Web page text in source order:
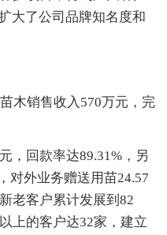
大了公司品牌知名度和
木销售收入570万元，完
，回款率达89.31%，另
对外业务赠送用苗24.57
老客户累计发展到82
上的客户达32家，建立